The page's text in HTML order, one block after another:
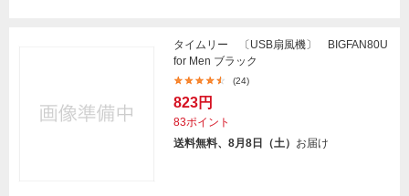
タイムリー 〔USB扇風機〕 BIGFAN80U
for Men ブラック
(24)
823円
83ポイント
送料無料、8月8日（土） お届け